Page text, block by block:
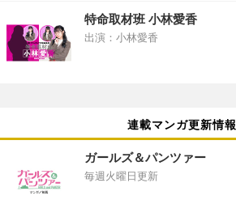
特命取材班 小林愛香
出演：小林愛香
連載マンガ更新情報
ガールズ＆パンツァー
毎週火曜日更新